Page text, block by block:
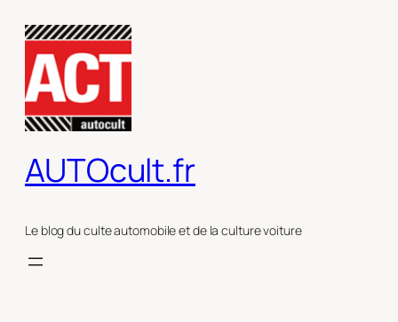
contenu
AUTOcult.fr
Le blog du culte automobile et de la culture voiture